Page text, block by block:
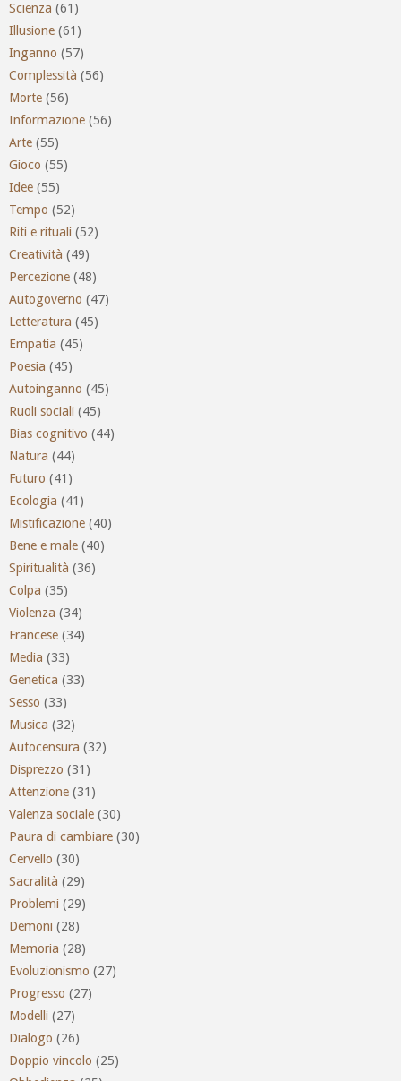
Scienza (61)
Illusione (61)
Inganno (57)
Complessità (56)
Morte (56)
Informazione (56)
Arte (55)
Gioco (55)
Idee (55)
Tempo (52)
Riti e rituali (52)
Creatività (49)
Percezione (48)
Autogoverno (47)
Letteratura (45)
Empatia (45)
Poesia (45)
Autoinganno (45)
Ruoli sociali (45)
Bias cognitivo (44)
Natura (44)
Futuro (41)
Ecologia (41)
Mistificazione (40)
Bene e male (40)
Spiritualità (36)
Colpa (35)
Violenza (34)
Francese (34)
Media (33)
Genetica (33)
Sesso (33)
Musica (32)
Autocensura (32)
Disprezzo (31)
Attenzione (31)
Valenza sociale (30)
Paura di cambiare (30)
Cervello (30)
Sacralità (29)
Problemi (29)
Demoni (28)
Memoria (28)
Evoluzionismo (27)
Progresso (27)
Modelli (27)
Dialogo (26)
Doppio vincolo (25)